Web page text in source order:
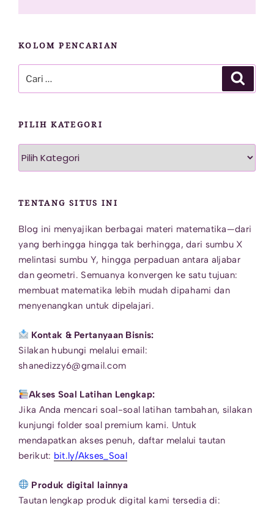
KOLOM PENCARIAN
untuk:
PILIH KATEGORI
TENTANG SITUS INI
Blog ini menyajikan berbagai materi matematika—dari
yang berhingga hingga tak berhingga, dari sumbu X
melintasi sumbu Y, hingga perpaduan antara aljabar
dan geometri. Semuanya konvergen ke satu tujuan:
membuat matematika lebih mudah dipahami dan
menyenangkan untuk dipelajari.
Kontak & Pertanyaan Bisnis:
Silakan hubungi melalui email:
shanedizzy6@gmail.com
Akses Soal Latihan Lengkap:
Jika Anda mencari soal-soal latihan tambahan, silakan
kunjungi folder soal premium kami. Untuk
mendapatkan akses penuh, daftar melalui tautan
berikut: bit.ly/Akses_Soal
Produk digital lainnya
Tautan lengkap produk digital kami tersedia di: